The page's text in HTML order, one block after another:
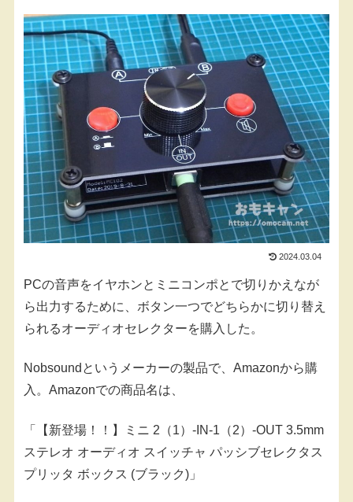
2024.03.04
PCの音声をイヤホンとミニコンポとで切りかえなが
ら出力するために、ボタン一つでどちらかに切り替え
られるオーディオセレクターを購入した。
Nobsoundというメーカーの製品で、Amazonから購
入。Amazonでの商品名は、
「【新登場！！】ミニ 2（1）-IN-1（2）-OUT 3.5mm
ステレオ オーディオ スイッチャ パッシブセレクタス
プリッタ ボックス (ブラック)」